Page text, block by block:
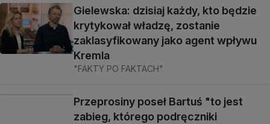
Gielewska: dzisiaj każdy, kto będzie
krytykował władzę, zostanie
zaklasyfikowany jako agent wpływu
Kremla
"FAKTY PO FAKTACH"
Przeprosiny poseł Bartuś "to jest
zabieg, którego podręczniki